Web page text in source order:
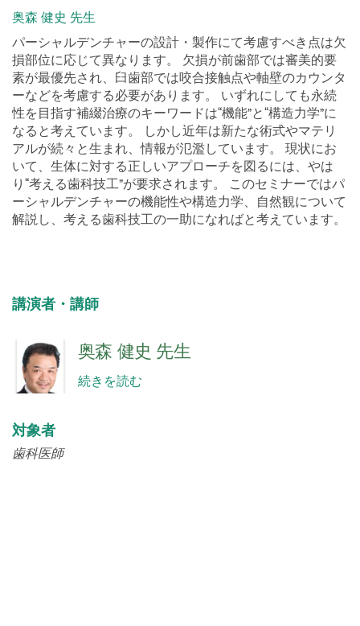
パーシャルデンチャーの設計・製作にて考慮すべき点は欠
損部位に応じて異なります。 欠損が前歯部では審美的要
素が最優先され、臼歯部では咬合接触点や軸壁のカウンタ
ーなどを考慮する必要があります。 いずれにしても永続
性を目指す補綴治療のキーワードは“機能”と“構造力学”に
なると考えています。 しかし近年は新たな術式やマテリ
アルが続々と生まれ、情報が氾濫しています。 現状にお
いて、生体に対する正しいアプローチを図るには、やは
り“考える歯科技工”が要求されます。 このセミナーではパ
ーシャルデンチャーの機能性や構造力学、自然観について
解説し、考える歯科技工の一助になればと考えています。
歯科医師